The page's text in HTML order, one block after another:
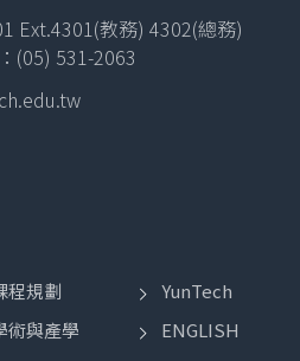
Ext.4301(教務) 4302(總務)
(05) 531-2063
程規劃
術與產學
YunTech
ENGLISH